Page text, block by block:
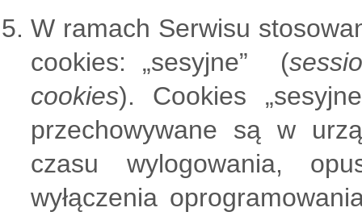
W ramach Serwisu
cookies: „sesyjne” (
cookies). Cookies
przechowywane są w
czasu wylogowania,
wyłączenia